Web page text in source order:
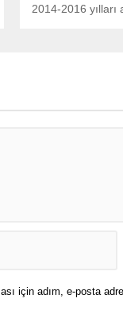
2014-2016 yılları
için adım, e-posta